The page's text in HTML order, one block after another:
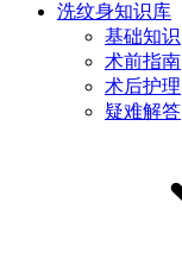
洗纹身知识库
基础知识
术前指南
术后护理
疑难解答